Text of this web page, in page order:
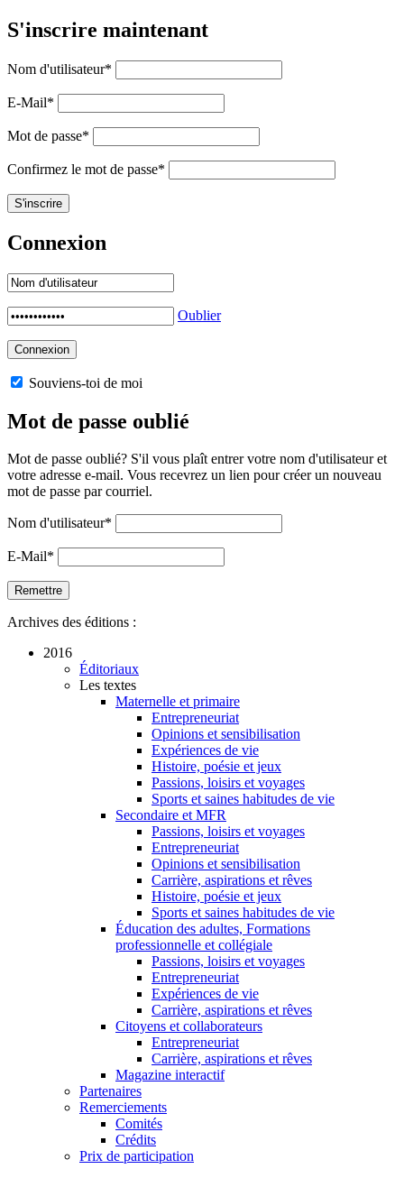
S'inscrire maintenant
Nom d'utilisateur*
E-Mail*
Mot de passe*
Confirmez le mot de passe*
Connexion
Oublier
Souviens-toi de moi
Mot de passe oublié
Mot de passe oublié? S'il vous plaît entrer votre nom d'utilisateur et
votre adresse e-mail. Vous recevrez un lien pour créer un nouveau
mot de passe par courriel.
Nom d'utilisateur*
E-Mail*
Archives des éditions :
2016
Éditoriaux
Les textes
Maternelle et primaire
Entrepreneuriat
Opinions et sensibilisation
Expériences de vie
Histoire, poésie et jeux
Passions, loisirs et voyages
Sports et saines habitudes de vie
Secondaire et MFR
Passions, loisirs et voyages
Entrepreneuriat
Opinions et sensibilisation
Carrière, aspirations et rêves
Histoire, poésie et jeux
Sports et saines habitudes de vie
Éducation des adultes, Formations
professionnelle et collégiale
Passions, loisirs et voyages
Entrepreneuriat
Expériences de vie
Carrière, aspirations et rêves
Citoyens et collaborateurs
Entrepreneuriat
Carrière, aspirations et rêves
Magazine interactif
Partenaires
Remerciements
Comités
Crédits
Prix de participation